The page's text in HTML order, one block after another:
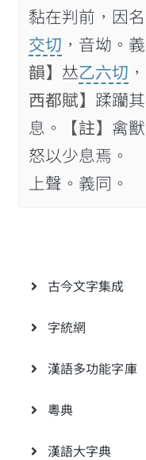
黏在判前，因
交切 ，音坳。
韻】 𠀤乙六切
西都賦】 蹂躪
息。
【註】 禽
怒以少息焉。
上聲。義同。
古今文字集成
字統網
漢語多功能字庫
粵典
漢語大字典